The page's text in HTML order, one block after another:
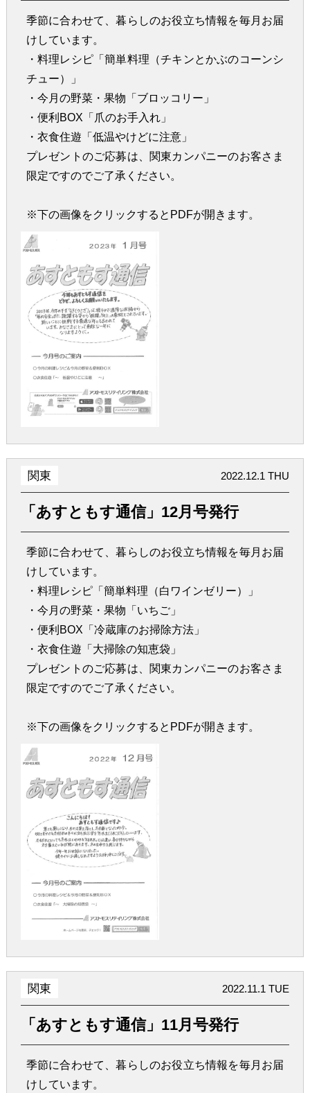
季節に合わせて、暮らしのお役立ち情報を毎月お届
けしています。
・料理レシピ「簡単料理（チキンとかぶのコーンシ
チュー）」
・今月の野菜・果物「ブロッコリー」
・便利BOX「爪のお手入れ」
・衣食住遊「低温やけどに注意」
プレゼントのご応募は、関東カンパニーのお客さま
限定ですのでご了承ください。
※下の画像をクリックするとPDFが開きます。
関東 2022.12.1 THU
「あすともす通信」12月号発行
季節に合わせて、暮らしのお役立ち情報を毎月お届
けしています。
・料理レシピ「簡単料理（白ワインゼリー）」
・今月の野菜・果物「いちご」
・便利BOX「冷蔵庫のお掃除方法」
・衣食住遊「大掃除の知恵袋」
プレゼントのご応募は、関東カンパニーのお客さま
限定ですのでご了承ください。
※下の画像をクリックするとPDFが開きます。
関東 2022.11.1 TUE
「あすともす通信」11月号発行
季節に合わせて、暮らしのお役立ち情報を毎月お届
けしています。